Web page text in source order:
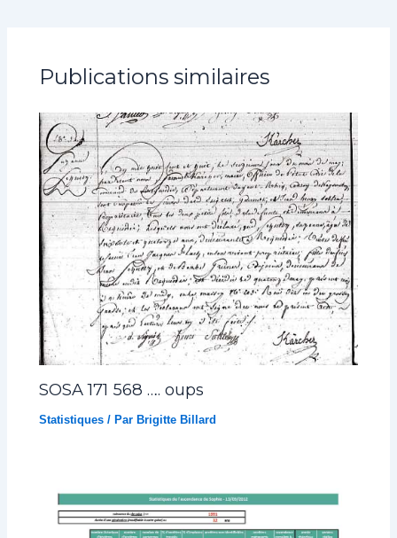
Publications similaires
SOSA 171 568 …. oups
Statistiques / Par Brigitte Billard